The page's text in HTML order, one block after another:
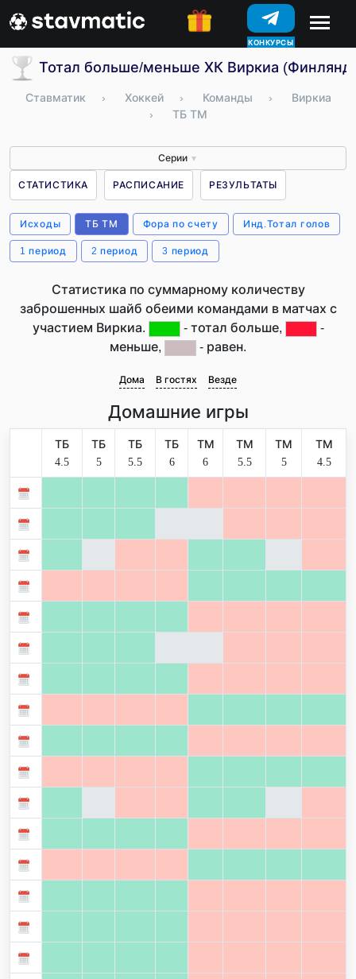
КОНКУРСЫ
Тотал больше/меньше ХК Виркиа
Ставматик › Хоккей › Команды ›
Виркиа
›
ТБ ТМ
Серии ▼
СТАТИСТИКА РАСПИСАНИЕ РЕЗУЛЬТАТЫ
Исходы ТБ ТМ Фора по счету Инд.Тотал голов
1 период 2 период 3 период
Статистика по суммарному количеству
заброшенных шайб обеими командами в матчах с
участием Виркиа.
- тотал больше,
-
меньше,
- равен.
Дома В гостях Везде
Домашние игры
ТБ
4.5
ТБ
5
ТБ
5.5
ТБ
6
ТМ
6
ТМ
5.5
ТМ
5
ТМ
4.5